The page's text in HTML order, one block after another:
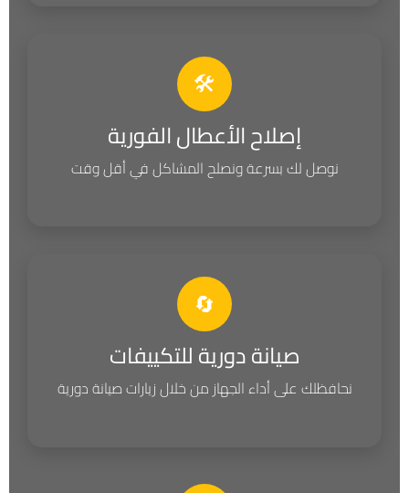
🛠️
إصلاح الأعطال الفورية
نوصل لك بسرعة ونصلح المشاكل في أقل وقت
🔄
صيانة دورية للتكييفات
نحافظلك على أداء الجهاز من خلال زيارات صيانة دورية